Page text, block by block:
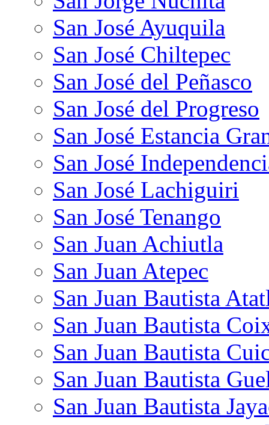
San José Ayuquila
San José Chiltepec
San José del Peñasco
San José del Progreso
San José Estancia
San José
San José Lachiguiri
San José Tenango
San Juan Achiutla
San Juan Atepec
San Juan Bautista
San Juan Bautista
San Juan Bautista
San Juan Bautista
San Juan Bautista